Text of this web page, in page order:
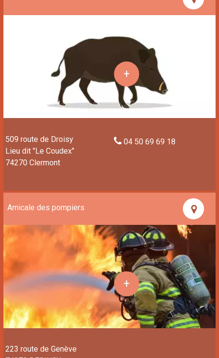
509 route de Droisy
Lieu dit "Le Coudex"
74270 Clermont
04 50 69 69 18
Amicale des pompiers
223 route de Genève